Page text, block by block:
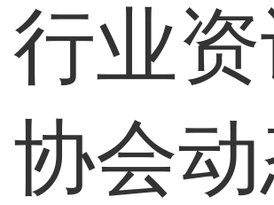
行业
协会